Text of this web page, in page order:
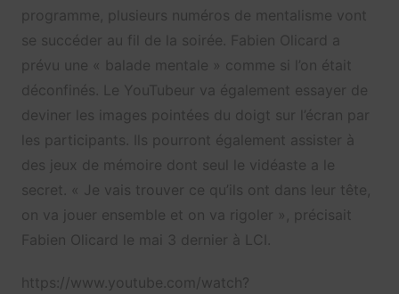
programme, plusieurs numéros de mentalisme vont
se succéder au fil de la soirée. Fabien Olicard a
prévu une « balade mentale » comme si l’on était
déconfinés. Le YouTubeur va également essayer de
deviner les images pointées du doigt sur l’écran par
les participants. Ils pourront également assister à
des jeux de mémoire dont seul le vidéaste a le
secret. « Je vais trouver ce qu’ils ont dans leur tête,
on va jouer ensemble et on va rigoler », précisait
Fabien Olicard le mai 3 dernier à LCI.
https://www.youtube.com/watch?